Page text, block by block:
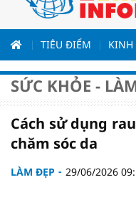
TIÊU ĐIỂM KINH
SỨC KHỎE -
Cách sử dụng
chăm sóc da
LÀM ĐẸP 29/06/2026